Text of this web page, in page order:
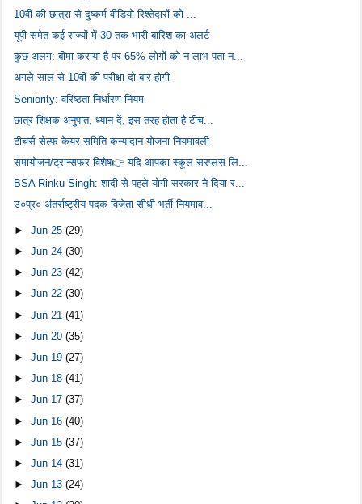
10वीं की छात्रा से दुष्कर्म वीडियो रिश्तेदारों को ...
यूपी समेत कई राज्यों में 30 तक भारी बारिश का अलर्ट
कुछ अलग: बीमा कराया है पर 65% लोगों को न लाभ पता न...
अगले साल से 10वीं की परीक्षा दो बार होगी
Seniority: वरिष्ठता निर्धारण नियम
छात्र-शिक्षक अनुपात, ध्यान दें, इस तरह होता है टीच...
टीचर्स सेल्फ केयर समिति कन्यादान योजना नियमावली
समायोजन/ट्रान्सफर विशेष👉 यदि आपका स्कूल सरप्लस लि...
BSA Rinku Singh: शादी से पहले योगी सरकार ने दिया र...
उ०प्र० अंतर्राष्ट्रीय पदक विजेता सीधी भर्ती नियमाव...
►Jun 25(29)
►Jun 24(30)
►Jun 23(42)
►Jun 22(30)
►Jun 21(41)
►Jun 20(35)
►Jun 19(27)
►Jun 18(41)
►Jun 17(37)
►Jun 16(40)
►Jun 15(37)
►Jun 14(31)
►Jun 13(24)